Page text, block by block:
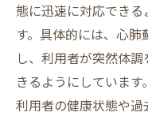
態に迅速に対応でき
す。具体的には、心
し、利用者が突然体
きるようにしていま
利用者の健康状態や